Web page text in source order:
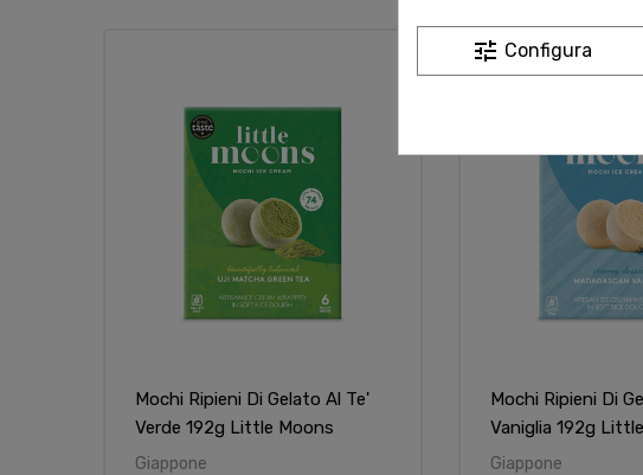
Mochi Ripieni Di Gelato Al Te'
Verde 192g Little Moons
Giappone
Mochi Ripieni Di
Vaniglia 192g
Giappone
tune Configura